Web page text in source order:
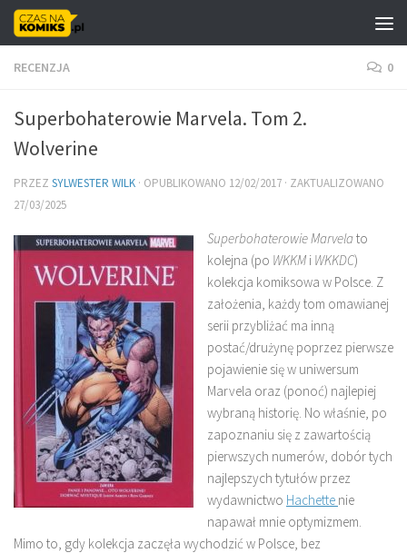
Skip to content
RECENZJA 0
Superbohaterowie Marvela. Tom 2.
Wolverine
PRZEZ SYLWESTER WILK · OPUBLIKOWANO 12/02/2017 · ZAKTUALIZOWANO
27/03/2025
Superbohaterowie Marvelato
kolejna (po WKKM i WKKDC)
kolekcja komiksowa w Polsce. Z
założenia, każdy tom omawianej
serii przybliżać ma inną
postać/drużynę poprzez pierwsze
pojawienie się w uniwersum
Marvela oraz (ponoć) najlepiej
wybraną historię. No właśnie, po
zapoznaniu się z zawartością
pierwszych numerów, dobór tych
najlepszych tytułów przez
wydawnictwo Hachette nie
napawał mnie optymizmem.
Mimo to, gdy kolekcja zaczęła wychodzić w Polsce, bez